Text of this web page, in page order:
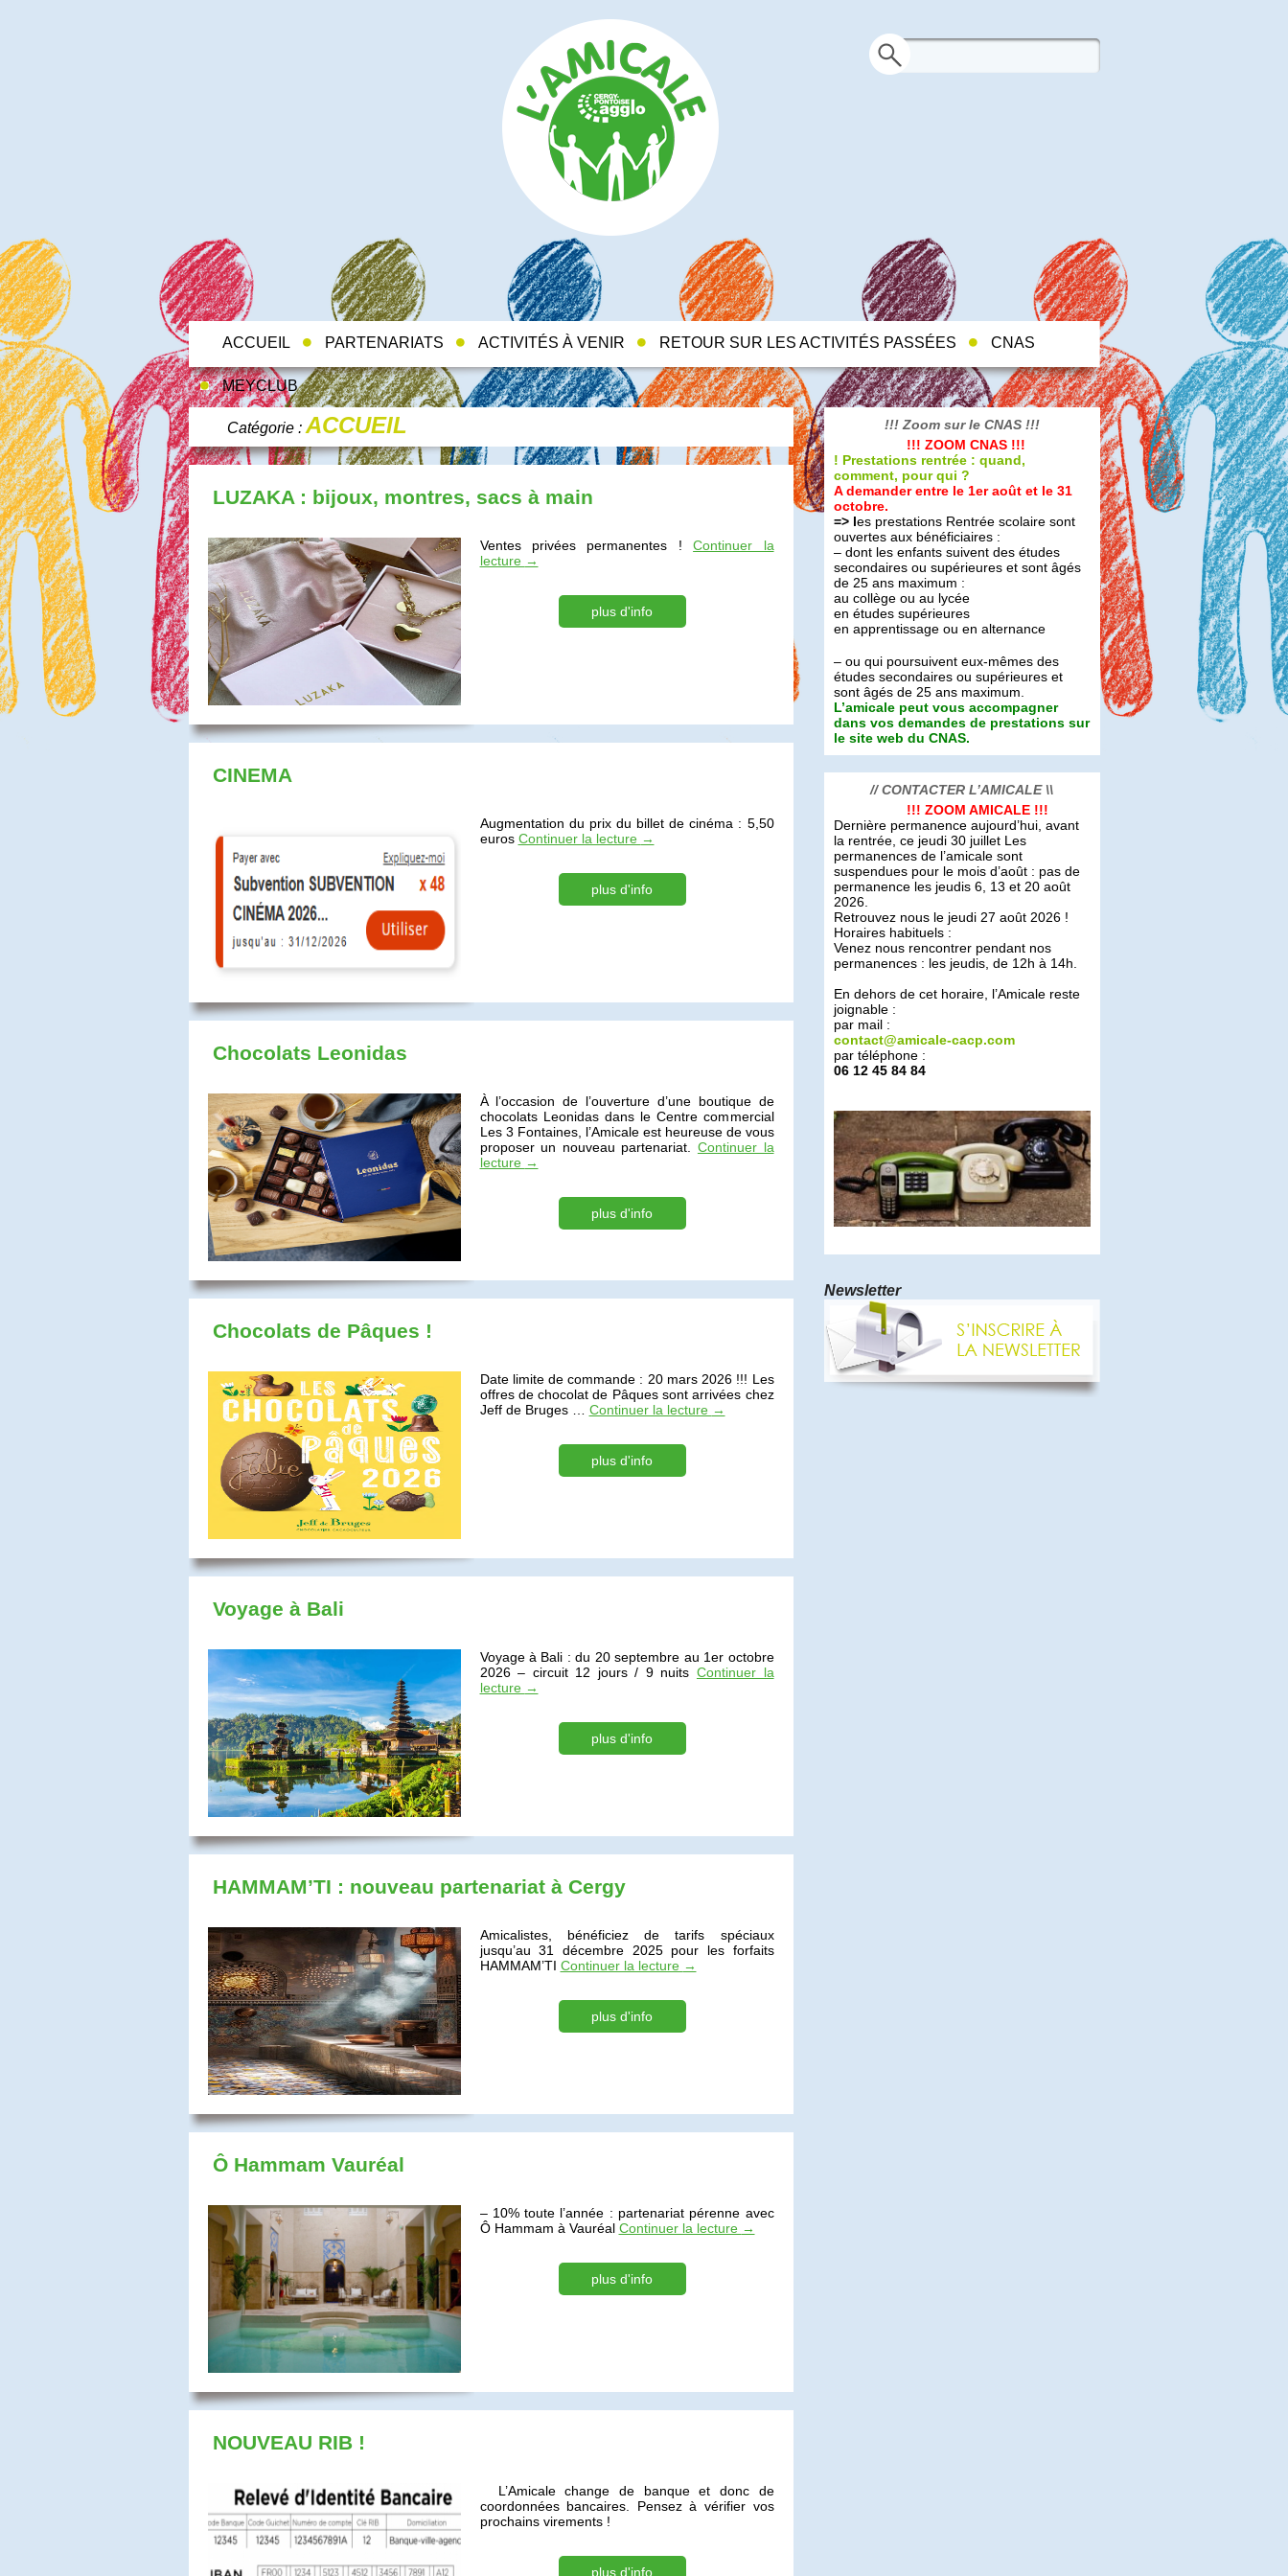
ACCUEIL PARTENARIATS ACTIVITÉS À VENIR RETOUR SUR LES ACTIVITÉS PASSÉES CNAS
MEYCLUB
Catégorie : ACCUEIL
LUZAKA : bijoux, montres, sacs à main
Ventes privées permanentes !Continuer la
lecture →
plus d'info
CINEMA
Augmentation du prix du billet de cinéma : 5,50
euros Continuer la lecture →
plus d'info
Chocolats Leonidas
À l’occasion de l’ouverture d’une boutique de
chocolats Leonidas dans le Centre commercial
Les 3 Fontaines, l’Amicale est heureuse de vous
proposer un nouveau partenariat. Continuer la
lecture →
plus d'info
Chocolats de Pâques !
Date limite de commande : 20 mars 2026 !!! Les
offres de chocolat de Pâques sont arrivées chez
Jeff de Bruges … Continuer la lecture →
plus d'info
Voyage à Bali
Voyage à Bali : du 20 septembre au 1er octobre
2026 – circuit 12 jours / 9 nuits Continuer la
lecture →
plus d'info
HAMMAM’TI : nouveau partenariat à Cergy
Amicalistes, bénéficiez de tarifs spéciaux
jusqu’au 31 décembre 2025 pour les forfaits
HAMMAM’TI Continuer la lecture →
plus d'info
Ô Hammam Vauréal
– 10% toute l’année : partenariat pérenne avec
Ô Hammam à Vauréal Continuer la lecture →
plus d'info
NOUVEAU RIB !
L’Amicale change de banque et donc de
coordonnées bancaires. Pensez à vérifier vos
prochains virements !
plus d'info
!!! Zoom sur le CNAS !!!
!!! ZOOM CNAS !!!
! Prestations rentrée : quand,
comment, pour qui ?
A demander entre le 1er août et le 31
octobre.
=> les prestations Rentrée scolaire sont
ouvertes aux bénéficiaires :
– dont les enfants suivent des études
secondaires ou supérieures et sont âgés
de 25 ans maximum :
au collège ou au lycée
en études supérieures
en apprentissage ou en alternance
– ou qui poursuivent eux-mêmes des
études secondaires ou supérieures et
sont âgés de 25 ans maximum.
L’amicale peut vous accompagner
dans vos demandes de prestations sur
le site web du CNAS.
// CONTACTER L’AMICALE \\
!!! ZOOM AMICALE !!!
Dernière permanence aujourd’hui, avant
la rentrée, ce jeudi 30 juillet Les
permanences de l’amicale sont
suspendues pour le mois d’août : pas de
permanence les jeudis 6, 13 et 20 août
2026.
Retrouvez nous le jeudi 27 août 2026 !
Horaires habituels :
Venez nous rencontrer pendant nos
permanences : les jeudis, de 12h à 14h.
En dehors de cet horaire, l’Amicale reste
joignable :
par mail :
contact@amicale-cacp.com
par téléphone :
06 12 45 84 84
Newsletter